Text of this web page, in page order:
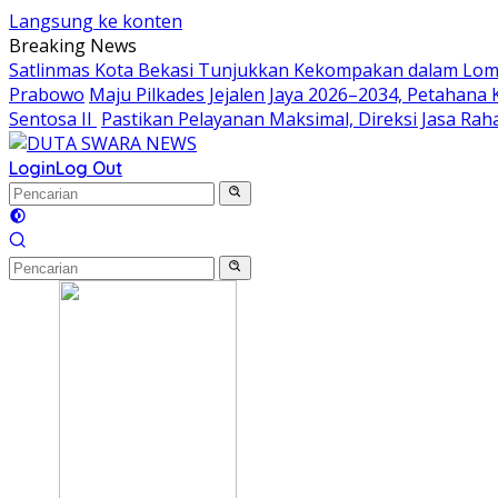
Langsung ke konten
Breaking News
Satlinmas Kota Bekasi Tunjukkan Kekompakan dalam
Prabowo Maju Pilkades Jejalen Jaya 2026–2034,
Sentosa II Pastikan Pelayanan Maksimal, Direksi Jasa
LoginLog Out